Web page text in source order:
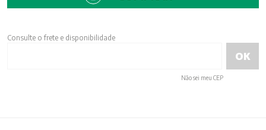
Consulte o frete e disponibilidade
Não sei meu CEP